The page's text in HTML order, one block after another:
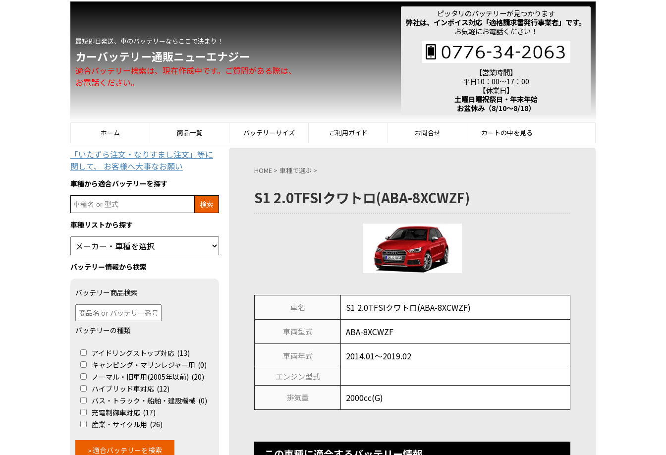
最短即日発送、車のバッテリーならここで決まり！
カーバッテリー通販ニューエナジー
適合バッテリー検索は、現在作成中です。ご質問がある際は、
お電話ください。
ピッタリのバッテリーが見つかります
弊社は、インボイス対応「適格請求書発行事業者」です。
お気軽にお電話ください！
【営業時間】
平日10：00～17：00
【休業日】
土曜日曜祝祭日・年末年始
お盆休み（8/10～8/18）
ホーム 商品一覧 バッテリーサイズ ご利用ガイド お問合せ カートの中を見る
HOME > 車種で選ぶ >
S1 2.0TFSIクワトロ(ABA-8XCWZF)
車名 S1 2.0TFSIクワトロ(ABA-8XCWZF)
車両型式 ABA-8XCWZF
車両年式 2014.01～2019.02
エンジン型式
排気量
2000cc(G)
「いたずら注文・なりすまし注文」等に
関して、 お客様へ大事なお願い
車種から適合バッテリーを探す
Search
for:
車種リストから探す
バッテリー情報から検索
バッテリー商品検索
バッテリーの種類
アイドリングストップ対応 (13)
キャンピング・マリンレジャー用 (0)
ノーマル・旧車用(2005年以前) (20)
ハイブリッド車対応 (12)
バス・トラック・船舶・建設機械 (0)
充電制御車対応 (17)
産業・サイクル用 (26)